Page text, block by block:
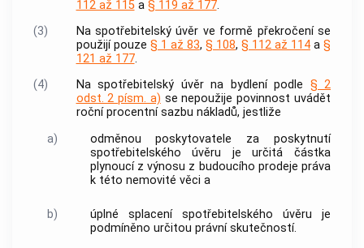
112 až 115a § 119 až 177.
(3)
Na spotřebitelský úvěr ve formě překročení se
použijí pouze § 1 až 83, § 108, § 112 až 114a§
121 až 177.
(4)
Na spotřebitelský úvěrna bydlení podle § 2
odst. 2 písm. a) se nepoužije povinnost uvádět
roční procentní sazbu nákladů, jestliže
a)
odměnouposkytovatele za poskytnutí
spotřebitelského úvěru je určitá částka
plynoucí z výnosu z budoucího prodeje práva
k této nemovité věci a
b) úplné splacení spotřebitelského úvěru je
podmíněno určitou právní skutečností.